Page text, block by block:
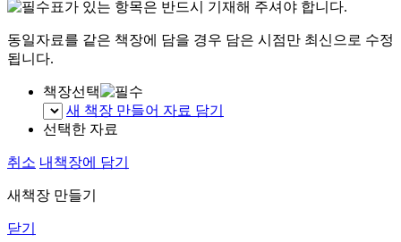
표가 있는 항목은 반드시 기재해 주셔야 합니다.
동일자료를 같은 책장에 담을 경우 담은 시점만 최신으로 수정
됩니다.
책장선택
새 책장 만들어 자료 담기
선택한 자료
취소 내책장에 담기
새책장 만들기
닫기